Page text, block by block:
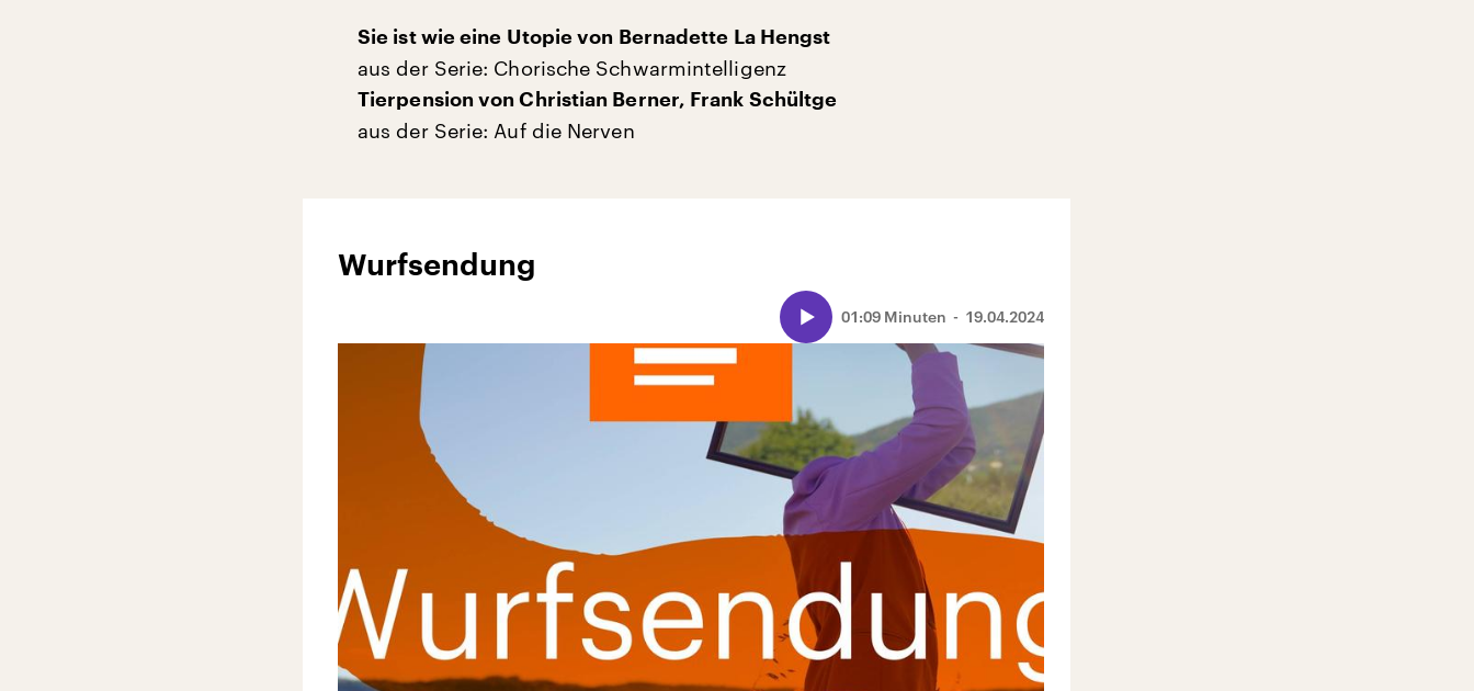
Sie ist wie eine Utopie von Bernadette La Hengst
aus der Serie: Chorische Schwarmintelligenz
Tierpension von Christian Berner, Frank Schültge
aus der Serie: Auf die Nerven
Wurfsendung
19.04.2024
01:09 Minuten